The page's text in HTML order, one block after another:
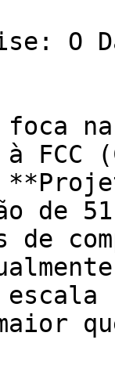
O
foca
FCC
de